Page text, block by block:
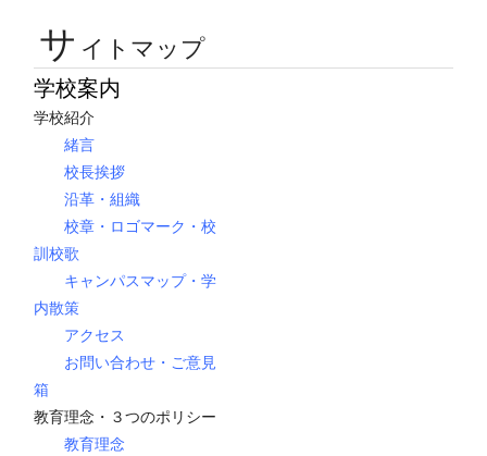
サ イトマップ
学校案内
学校紹介
緒言
校長挨拶
沿革・組織
校章・ロゴマーク・校
訓校歌
キャンパスマップ・学
内散策
アクセス
お問い合わせ・ご意見
箱
教育理念・３つのポリシー
教育理念